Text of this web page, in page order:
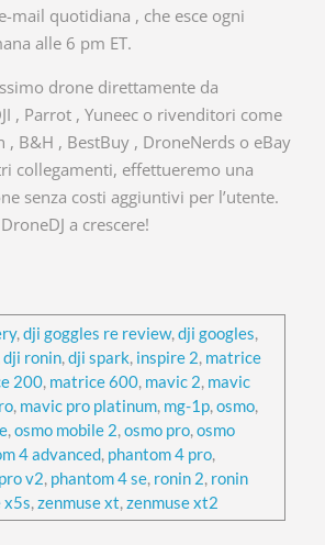
mail quotidiana , che esce ogni
alle 6 pm ET.
drone direttamente da
, Parrot , Yuneec o rivenditori come
, B&H , BestBuy , DroneNerds o eBay
collegamenti, effettueremo una
senza costi aggiuntivi per l’utente.
a crescere!
,dji goggles re review,dji googles,
dji ronin,dji spark, inspire 2, matrice
200, matrice 600, mavic 2, mavic
, mavic pro platinum, mg-1p,osmo,
,osmo mobile 2,osmo pro,osmo
4 advanced, phantom 4 pro,
v2, phantom 4 se, ronin 2, ronin
x5s,zenmuse xt,zenmuse xt2